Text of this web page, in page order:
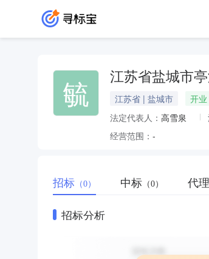
毓 江苏省盐城市
江苏省 | 盐城市
开业
法定代表人： 高雪泉
经营范围： -
招标 （0） 中标 （0） 代理
招标分析